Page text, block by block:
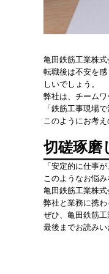
亀田鉄筋工業株
転職後は不安を
しいでしょう。
弊社は、チーム
「鉄筋工事現場
このようにお考
切磋琢磨
「安定的に仕事
このようなお悩
亀田鉄筋工業株式
弊社と業務に携
ぜひ、亀田鉄筋
最後までお読みい